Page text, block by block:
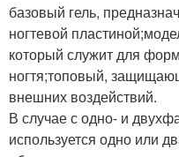
базовый гель,
ногтевой
который служит для
ногтя;топовый,
внешних воздействий.
В случае с одно- и
используется одно или